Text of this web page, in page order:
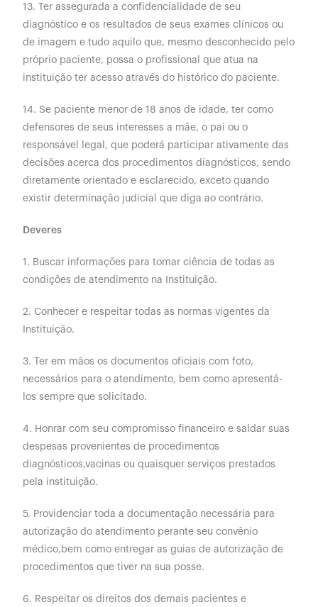
13. Ter assegurada a confidencialidade de seu
diagnóstico e os resultados de seus exames clínicos ou
de imagem e tudo aquilo que, mesmo desconhecido pelo
próprio paciente, possa o profissional que atua na
instituição ter acesso através do histórico do paciente.
14. Se paciente menor de 18 anos de idade, ter como
defensores de seus interesses a mãe, o pai ou o
responsável legal, que poderá participar ativamente das
decisões acerca dos procedimentos diagnósticos, sendo
diretamente orientado e esclarecido, exceto quando
existir determinação judicial que diga ao contrário.
Deveres
1. Buscar informações para tomar ciência de todas as
condições de atendimento na Instituição.
2. Conhecer e respeitar todas as normas vigentes da
Instituição.
3. Ter em mãos os documentos oficiais com foto,
necessários para o atendimento, bem como apresentá-
los sempre que solicitado.
4. Honrar com seu compromisso financeiro e saldar suas
despesas provenientes de procedimentos
diagnósticos,vacinas ou quaisquer serviços prestados
pela instituição.
5. Providenciar toda a documentação necessária para
autorização do atendimento perante seu convênio
médico,bem como entregar as guias de autorização de
procedimentos que tiver na sua posse.
6. Respeitar os direitos dos demais pacientes e